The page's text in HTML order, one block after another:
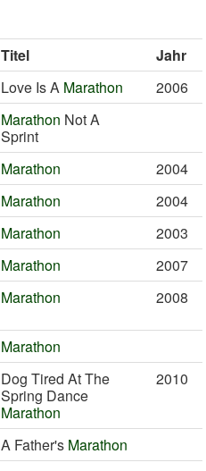
Titel
Jahr
Love Is A Marathon
2006
Marathon Not A
Sprint
Marathon
2004
Marathon
2004
Marathon
2003
Marathon
2007
Marathon 2008
Marathon
Dog Tired At The
Spring Dance
Marathon
2010
A Father's Marathon